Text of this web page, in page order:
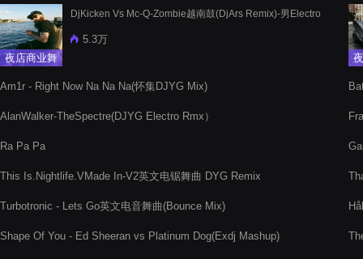
夜店商业舞
DjKicken Vs Mc-Q-Zombie越南鼓(DjArs Remix)-男Electro
5.3万
Am1r - Right Now Na Na Na(怀集DJYG Mix)
AlanWalker-TheSpectre(DJYG Electro Rmx）
Ra Pa Pa
This Is.Nightlife.VMade In-V2英文电锯舞曲 DYG Remix
Turbotronic - Lets Go英文电音舞曲(Bounce Mix)
Shape Of You - Ed Sheeran vs Platinum Dog(Exdj Mashup)